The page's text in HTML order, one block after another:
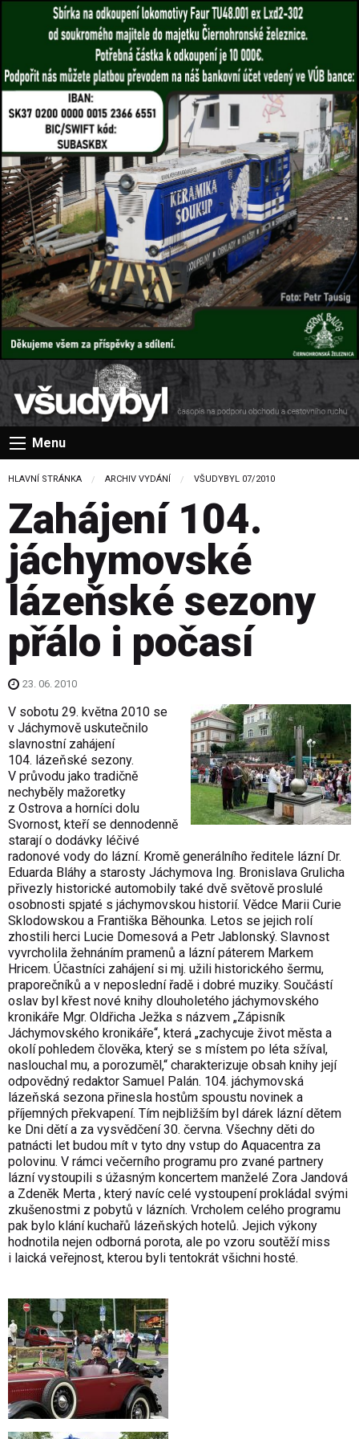
Menu
HLAVNÍ STRÁNKA ARCHIV VYDÁNÍ VŠUDYBYL 07/2010
Zahájení 104.
jáchymovské
lázeňské sezony
přálo i počasí
23. 06. 2010
V sobotu 29. května 2010 se
v Jáchymově uskutečnilo
slavnostní zahájení
104. lázeňské sezony.
V průvodu jako tradičně
nechyběly mažoretky
z Ostrova a horníci dolu
Svornost, kteří se dennodenně
starají o dodávky léčivé
radonové vody do lázní. Kromě generálního ředitele lázní Dr.
Eduarda Bláhy a starosty Jáchymova Ing. Bronislava Grulicha
přivezly historické automobily také dvě světově proslulé
osobnosti spjaté s jáchymovskou historií. Vědce Marii Curie
Sklodowskou a Františka Běhounka. Letos se jejich rolí
zhostili herci Lucie Domesová a Petr Jablonský. Slavnost
vyvrcholila žehnáním pramenů a lázní páterem Markem
Hricem. Účastníci zahájení si mj. užili historického šermu,
praporečníků a v neposlední řadě i dobré muziky. Součástí
oslav byl křest nové knihy dlouholetého jáchymovského
kronikáře Mgr. Oldřicha Ježka s názvem „Zápisník
Jáchymovského kronikáře“, která „zachycuje život města a
okolí pohledem člověka, který se s místem po léta sžíval,
naslouchal mu, a porozuměl,“ charakterizuje obsah knihy její
odpovědný redaktor Samuel Palán. 104. jáchymovská
lázeňská sezona přinesla hostům spoustu novinek a
příjemných překvapení. Tím nejbližším byl dárek lázní dětem
ke Dni dětí a za vysvědčení 30. června. Všechny děti do
patnácti let budou mít v tyto dny vstup do Aquacentra za
polovinu. V rámci večerního programu pro zvané partnery
lázní vystoupili s úžasným koncertem manželé Zora Jandová
a Zdeněk Merta , který navíc celé vystoupení prokládal svými
zkušenostmi z pobytů v lázních. Vrcholem celého programu
pak bylo klání kuchařů lázeňských hotelů. Jejich výkony
hodnotila nejen odborná porota, ale po vzoru soutěží miss
i laická veřejnost, kterou byli tentokrát všichni hosté.